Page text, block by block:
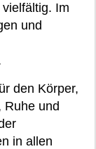
Im
und
den Körper,
Ruhe und
in allen